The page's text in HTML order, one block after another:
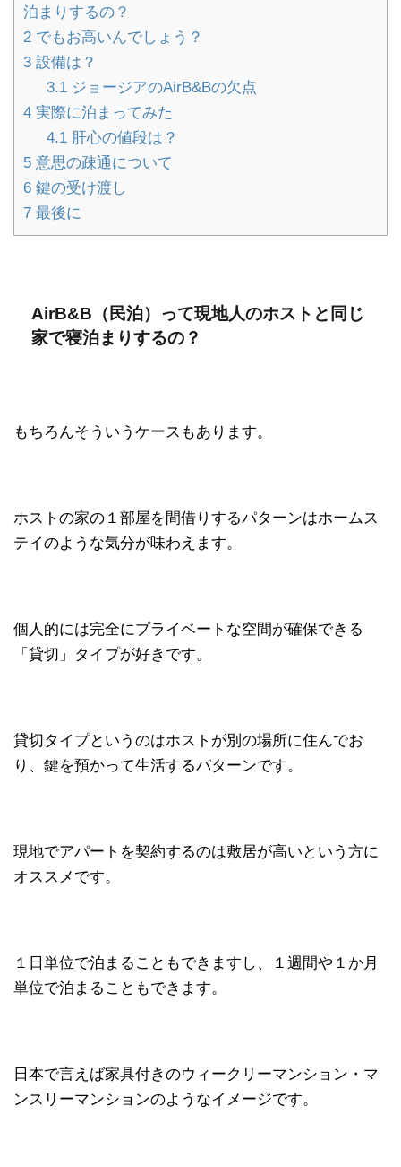
泊まりするの？
2 でもお高いんでしょう？
3 設備は？
3.1ジョージアのAirB&Bの欠点
4 実際に泊まってみた
4.1肝心の値段は？
5 意思の疎通について
6 鍵の受け渡し
7 最後に
AirB&B（民泊）って現地人のホストと同じ
家で寝泊まりするの？
もちろんそういうケースもあります。
ホストの家の１部屋を間借りするパターンはホームス
テイのような気分が味わえます。
個人的には完全にプライベートな空間が確保できる
「貸切」タイプが好きです。
貸切タイプというのはホストが別の場所に住んでお
り、鍵を預かって生活するパターンです。
現地でアパートを契約するのは敷居が高いという方に
オススメです。
１日単位で泊まることもできますし、１週間や１か月
単位で泊まることもできます。
日本で言えば家具付きのウィークリーマンション・マ
ンスリーマンションのようなイメージです。